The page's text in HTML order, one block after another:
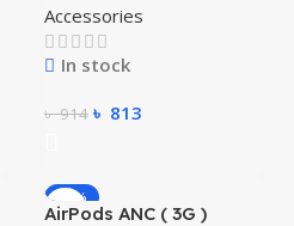
Accessories
In stock
৳914 ৳ 813
-28%
AirPods ANC ( 3G )